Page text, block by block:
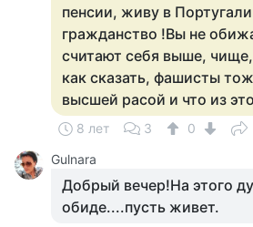
пенсии, живу в
гражданство !Вы не
считают себя выше,
как сказать, фашисты
высшей расой и что из
8 лет 3
0
Gulnara
Добрый вечер!На этого
обиде....пусть живет.